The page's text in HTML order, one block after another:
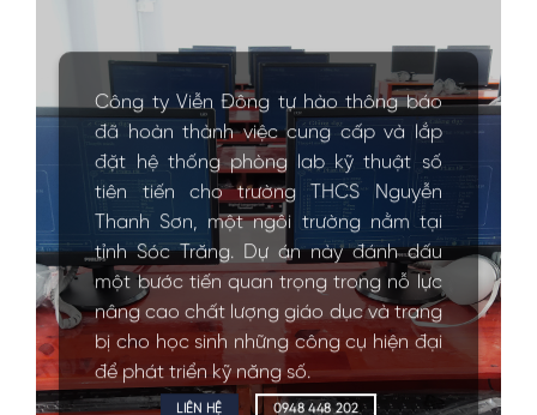
Công ty Viễn Đông tự hào thông báo
đã hoàn thành việc cung cấp và lắp
đặt hệ thống phòng lab kỹ thuật số
tiên tiến cho trường THCS Nguyễn
Thanh Sơn, một ngôi trường nằm tại
tỉnh Sóc Trăng. Dự án này đánh dấu
một bước tiến quan trọng trong nỗ lực
nâng cao chất lượng giáo dục và trang
bị cho học sinh những công cụ hiện đại
để phát triển kỹ năng số.
LIÊN HỆ 0948 448 202